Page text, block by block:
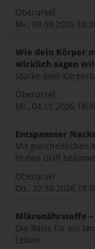
Oberursel
Mi., 09.09.2026
Wie dein Körper
wirklich sagen
Stärke dein
Oberursel
Mi., 04.11.2026
Entspannter
Mit ganzheitlichen
in den Griff
Oberursel
Do., 22.10.2026
Mikronährstoffe
Die Basis für ein
Leben